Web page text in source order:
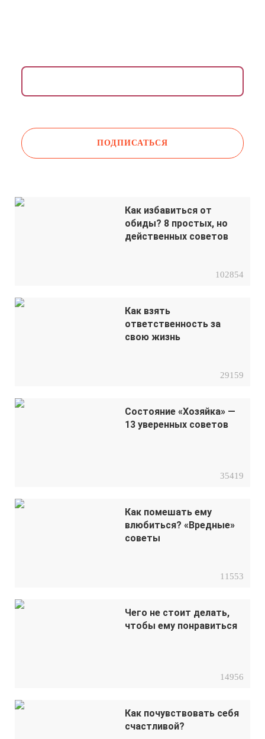
Как избавиться от
обиды? 8 простых, но
действенных советов
102854
Как взять
ответственность за
свою жизнь
29159
Состояние «Хозяйка» —
13 уверенных советов
35419
Как помешать ему
влюбиться? «Вредные»
советы
11553
Чего не стоит делать,
чтобы ему понравиться
14956
Как почувствовать себя
счастливой?